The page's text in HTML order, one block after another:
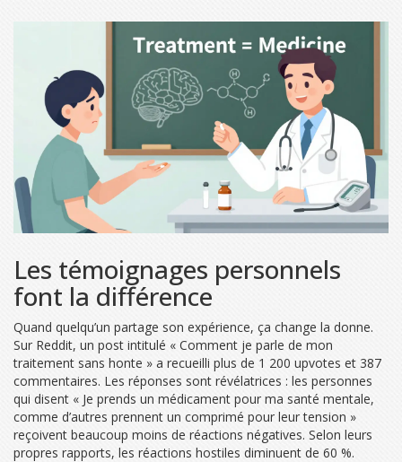
Les témoignages personnels
font la différence
Quand quelqu’un partage son expérience, ça change la donne.
Sur Reddit, un post intitulé « Comment je parle de mon
traitement sans honte » a recueilli plus de 1 200 upvotes et 387
commentaires. Les réponses sont révélatrices : les personnes
qui disent « Je prends un médicament pour ma santé mentale,
comme d’autres prennent un comprimé pour leur tension »
reçoivent beaucoup moins de réactions négatives. Selon leurs
propres rapports, les réactions hostiles diminuent de 60 %.